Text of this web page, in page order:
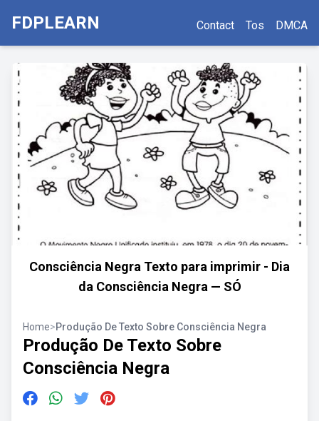
FDPLEARN Contact Tos DMCA
Consciência Negra Texto para imprimir - Dia
da Consciência Negra — SÓ
Home>Produção De Texto Sobre Consciência Negra
Produção De Texto Sobre
Consciência Negra